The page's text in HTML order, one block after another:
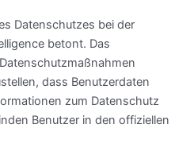
Datenschutzes bei der
betont. Das
dass Benutzerdaten
zum Datenschutz
Benutzer in den offiziellen